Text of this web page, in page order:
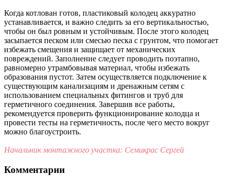
Когда котлован готов, пластиковый колодец аккуратно
устанавливается, и важно следить за его вертикальностью,
чтобы он был ровным и устойчивым. После этого колодец
засыпается песком или смесью песка с грунтом, что помогает
избежать смещения и защищает от механических
повреждений. Заполнение следует проводить поэтапно,
равномерно утрамбовывая материал, чтобы избежать
образования пустот. Затем осуществляется подключение к
существующим канализациям и дренажным сетям с
использованием специальных фитингов и труб для
герметичного соединения. Завершив все работы,
рекомендуется проверить функционирование колодца и
провести тесты на герметичность, после чего место вокруг
можно благоустроить.
Начальник монтажного участка: Семикрас Сергей
Комментарии